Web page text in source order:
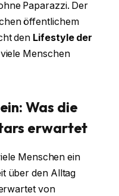
Paparazzi. Der
öffentlichem
den Lifestyle der
Menschen
Was die
erwartet
Menschen ein
über den Alltag
von